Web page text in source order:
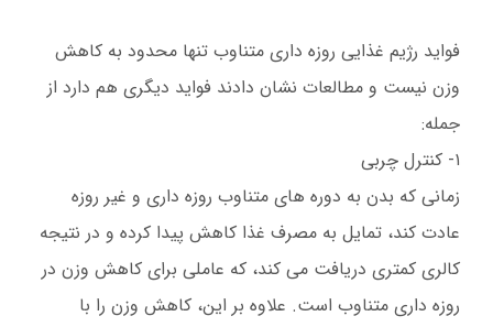
فواید رژیم غذایی روزه داری متناوب تنها محدود به کاهش
وزن نیست و مطالعات نشان دادند فواید دیگری هم دارد از
جمله:
۱- کنترل چربی
زمانی که بدن به دوره های متناوب روزه داری و غیر روزه
عادت کند، تمایل به مصرف غذا کاهش پیدا کرده و در نتیجه
کالری کمتری دریافت می کند، که عاملی برای کاهش وزن در
روزه داری متناوب است. علاوه بر این، کاهش وزن را با